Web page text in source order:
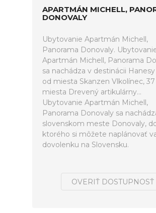
APARTMÁN MICHELL,
DONOVALY
Ubytovanie Apartmán Michell,
Panorama Donovaly.
Apartmán Michell, Panorama
sa nachádza v destinácii
od miesta Skanzen Vlkolínec,
miesta Drevený artikulárny...
Ubytovanie Apartmán Michell,
Panorama Donovaly sa
slovenskom meste Donovaly,
ktorého si môžete naplánovať
dovolenku na Slovensku.
OVERIŤ DOSTUPNOSŤ